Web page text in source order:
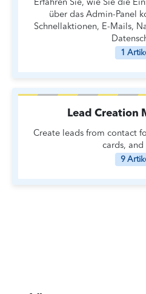
Erfahren Sie, wie Sie die
über das Admin-Panel
Schnellaktionen, E-Mails,
1
Lead Creation
Create leads from contact
cards, and
9